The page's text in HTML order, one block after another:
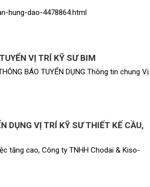
hung-dao-4478864.html
VỊ TRÍ KỸ SƯ BIM
BÁO TUYỂN DỤNG Thông tin chung Vị
DỤNG VỊ TRÍ KỸ SƯ THIẾT KẾ CẦU,
tăng cao, Công ty TNHH Chodai & Kiso-